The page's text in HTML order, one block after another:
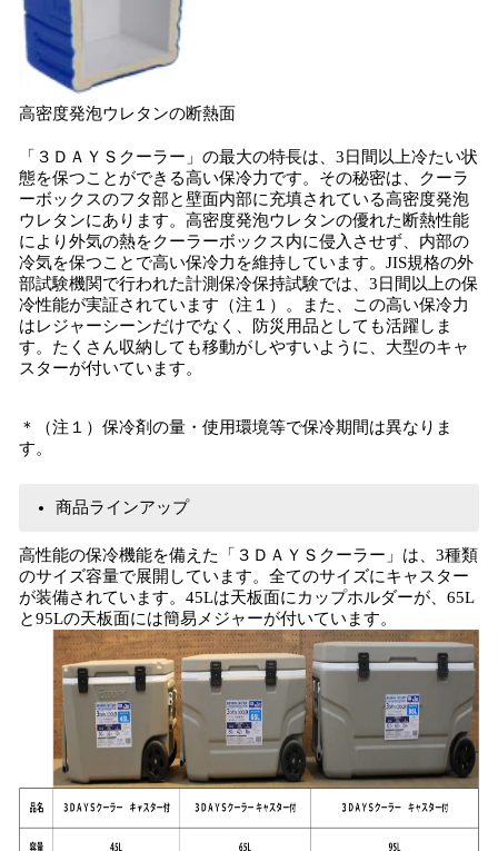
高密度発泡ウレタンの断熱面
「３ＤＡＹＳクーラー」の最大の特長は、3日間以上冷たい状
態を保つことができる高い保冷力です。その秘密は、クーラ
ーボックスのフタ部と壁面内部に充填されている高密度発泡
ウレタンにあります。高密度発泡ウレタンの優れた断熱性能
により外気の熱をクーラーボックス内に侵入させず、内部の
冷気を保つことで高い保冷力を維持しています。JIS規格の外
部試験機関で行われた計測保冷保持試験では、3日間以上の保
冷性能が実証されています（注１）。また、この高い保冷力
はレジャーシーンだけでなく、防災用品としても活躍しま
す。たくさん収納しても移動がしやすいように、大型のキャ
スターが付いています。
＊（注１）保冷剤の量・使用環境等で保冷期間は異なりま
す。
商品ラインアップ
高性能の保冷機能を備えた「３ＤＡＹＳクーラー」は、3種類
のサイズ容量で展開しています。全てのサイズにキャスター
が装備されています。45Lは天板面にカップホルダーが、65L
と95Lの天板面には簡易メジャーが付いています。